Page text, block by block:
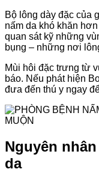
Bộ lông dày đặc của
nấm da khó khăn
quan sát kỹ những
bụng – những nơi
Mùi hôi đặc trưng từ
báo. Nếu phát hiện
đưa đến thú y ngay
Nguyên
da